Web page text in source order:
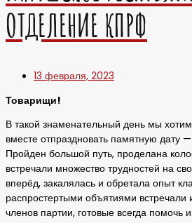
ОТДЕЛЕНИЕ КПРФ
13 февраля, 2023
Товарищи!
В такой знаменательный день мы
вместе отпраздновать памятную дату
Пройден большой путь, проделана
встречали множество трудностей на
вперёд, закалялась и обретала опыт
распростертыми объятиями встречали
членов партии, готовые всегда помочь